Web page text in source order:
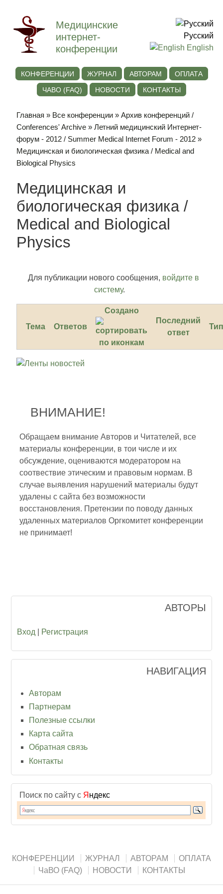
Медицинские
интернет-
конференции
Русский
English
КОНФЕРЕНЦИИ ЖУРНАЛ АВТОРАМ
ОПЛАТА
ЧАВО (FAQ)
НОВОСТИ КОНТАКТЫ
Главная » Все конференции »Архив конференций /
Conferences' Archive »Летний медицинский Интернет-
форум - 2012 / Summer Medical Internet Forum - 2012 »
Медицинская и биологическая физика / Medical and
Biological Physics
Медицинская и
биологическая физика /
Medical and Biological
Physics
Для публикации нового сообщения, войдите в
систему.
Тема Ответов
Создано
Последний
ответ
ВНИМАНИЕ!
Обращаем внимание Авторов и Читателей, все
материалы конференции, в тои числе и их
обсуждение, оцениваются модератором на
соотвествие этическим и правовым нормам. В
случае выявления нарушений материалы будут
удалены с сайта без возможности
восстановления. Претензии по поводу данных
удаленных материалов Оргкомитет конференции
не принимает!
АВТОРЫ
Вход Регистрация
НАВИГАЦИЯ
Авторам
Партнерам
Полезные ссылки
Карта сайта
Обратная связь
Контакты
Поиск по сайту с Я ндекс
КОНФЕРЕНЦИИ ЖУРНАЛ АВТОРАМ
ОПЛАТА
ЧаВО (FAQ)
НОВОСТИ КОНТАКТЫ